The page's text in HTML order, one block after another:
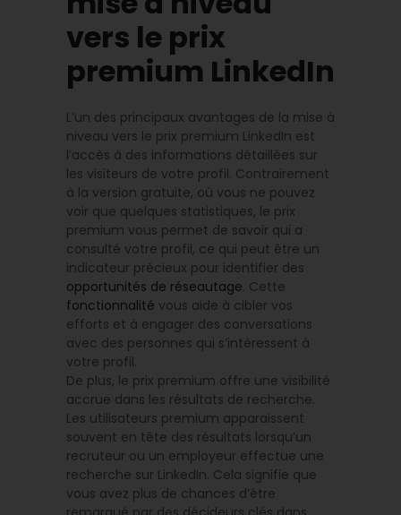
vers le prix
premium LinkedIn
L’un des principaux avantages de la mise à
niveau vers le prix premium LinkedIn est
l’accès à des informations détaillées sur
les visiteurs de votre profil. Contrairement
à la version gratuite, où vous ne pouvez
voir que quelques statistiques, le prix
premium vous permet de savoir qui a
consulté votre profil, ce qui peut être un
indicateur précieux pour identifier des
opportunités de réseautage. Cette
fonctionnalité vous aide à cibler vos
efforts et à engager des conversations
avec des personnes qui s’intéressent à
votre profil.
De plus, le prix premium offre une visibilité
accrue dans les résultats de recherche.
Les utilisateurs premium apparaissent
souvent en tête des résultats lorsqu’un
recruteur ou un employeur effectue une
recherche sur LinkedIn. Cela signifie que
vous avez plus de chances d’être